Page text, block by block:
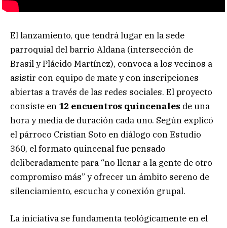
El lanzamiento, que tendrá lugar en la sede
parroquial del barrio Aldana (intersección de
Brasil y Plácido Martínez), convoca a los vecinos a
asistir con equipo de mate y con inscripciones
abiertas a través de las redes sociales. El proyecto
consiste en 12 encuentros quincenales de una
hora y media de duración cada uno. Según explicó
el párroco Cristian Soto en diálogo con Estudio
360, el formato quincenal fue pensado
deliberadamente para “no llenar a la gente de otro
compromiso más” y ofrecer un ámbito sereno de
silenciamiento, escucha y conexión grupal.
La iniciativa se fundamenta teológicamente en el